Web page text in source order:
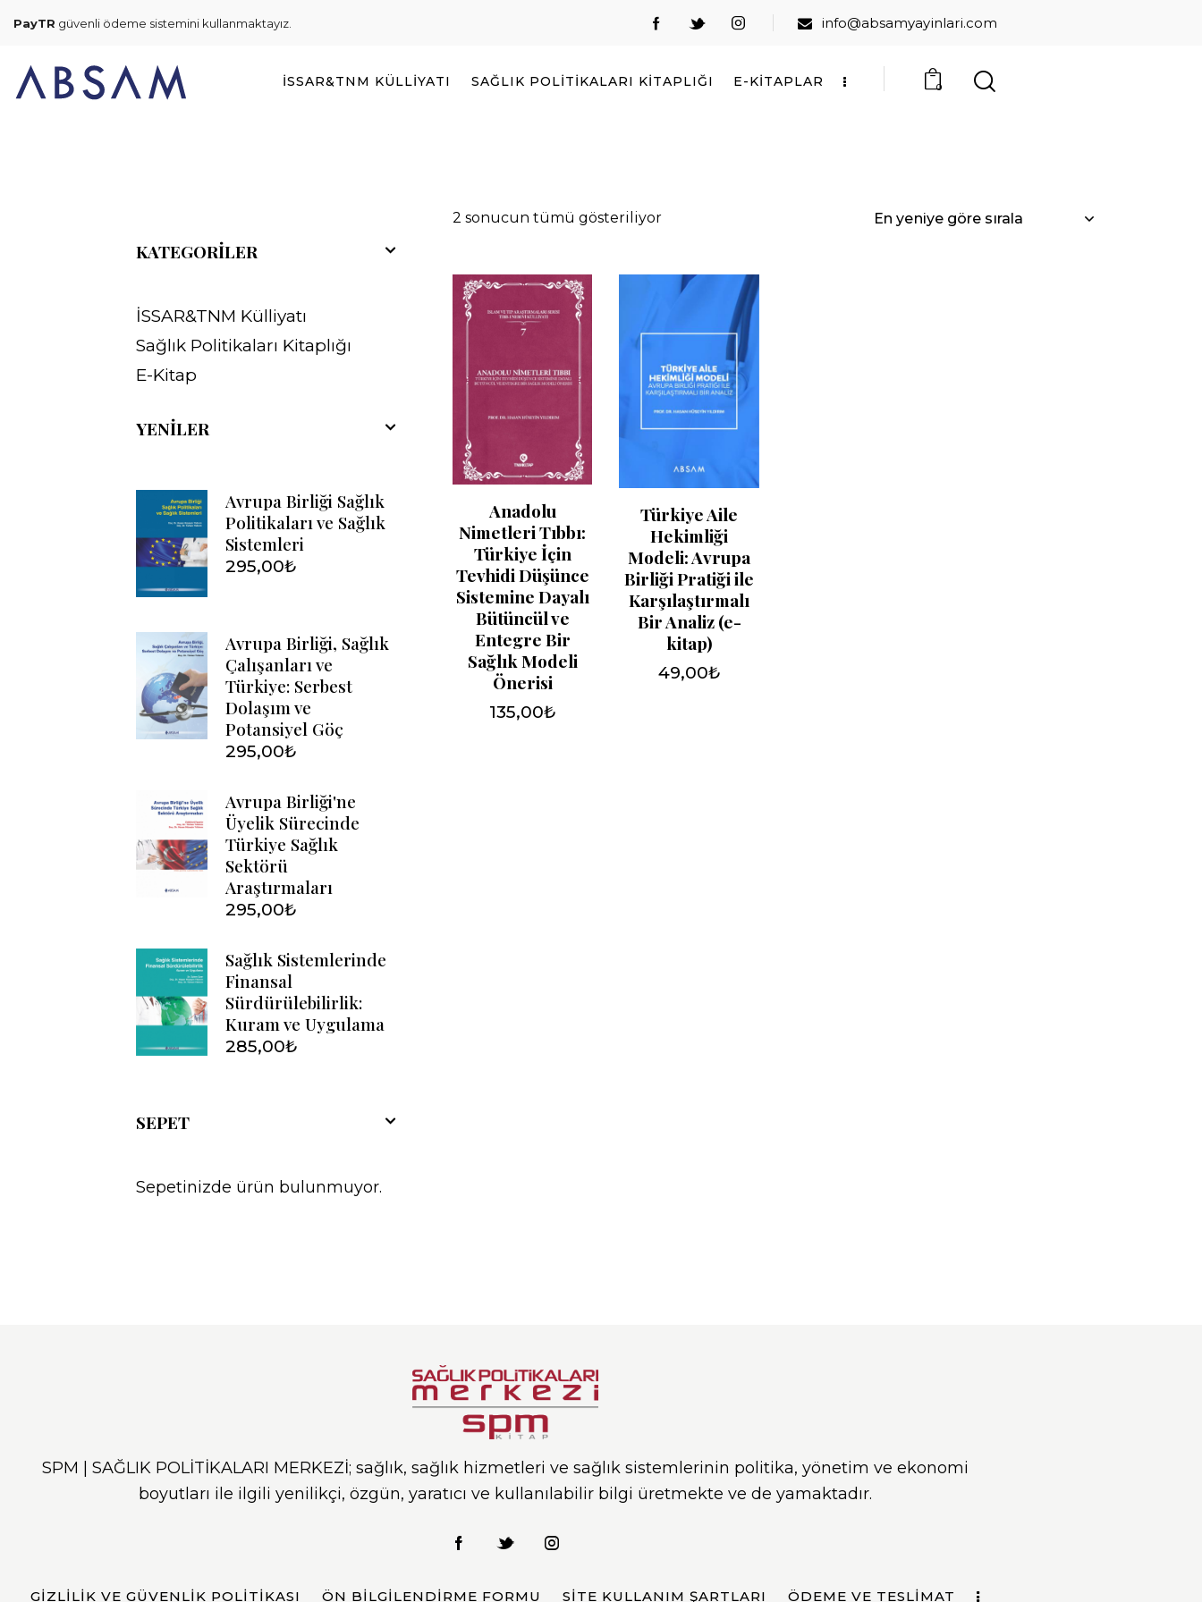
PayTR güvenli ödeme sistemini kullanmaktayız. info@absamyayinlari.com
İSSAR&TNM KÜLLIYATI SAĞLIK POLITIKALARI KITAPLIĞI E-KITAPLAR 0
2 sonucun tümü gösteriliyor
Anadolu
Nimetleri Tıbbı:
Türkiye İçin
Tevhidi Düşünce
Sistemine Dayalı
Bütüncül ve
Entegre Bir
Sağlık Modeli
Önerisi
135,00₺
Türkiye Aile
Hekimliği
Modeli: Avrupa
Birliği Pratiği ile
Karşılaştırmalı
Bir Analiz (e-
kitap)
49,00₺
KATEGORILER
İSSAR&TNM Külliyatı
Sağlık Politikaları Kitaplığı
E-Kitap
YENILER
Avrupa Birliği Sağlık
Politikaları ve Sağlık
Sistemleri
295,00₺
Avrupa Birliği, Sağlık
Çalışanları ve
Türkiye: Serbest
Dolaşım ve
Potansiyel Göç
295,00₺
Avrupa Birliği'ne
Üyelik Sürecinde
Türkiye Sağlık
Sektörü
Araştırmaları
295,00₺
Sağlık Sistemlerinde
Finansal
Sürdürülebilirlik:
Kuram ve Uygulama
285,00₺
SEPET
Sepetinizde ürün bulunmuyor.
SPM | SAĞLIK POLİTİKALARI MERKEZİ; sağlık, sağlık hizmetleri ve sağlık sistemlerinin politika, yönetim ve ekonomi
boyutları ile ilgili yenilikçi, özgün, yaratıcı ve kullanılabilir bilgi üretmekte ve de yamaktadır.
GIZLILIK VE GÜVENLIK POLITIKASI ÖN BILGILENDIRME FORMU SITE KULLANIM ŞARTLARI ÖDEME VE TESLIMAT